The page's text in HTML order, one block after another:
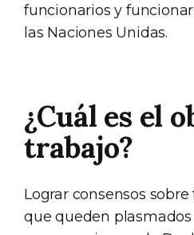
funcionarios y
las Naciones Unidas.
¿Cuál es el
trabajo?
Lograr consensos
que queden